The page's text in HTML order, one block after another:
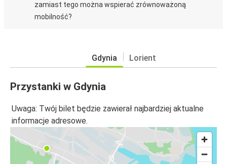
zamiast tego można wspierać zrównoważoną
mobilność?
Gdynia Lorient
Przystanki w Gdynia
Uwaga: Twój bilet będzie zawierał najbardziej aktualne
informacje adresowe.